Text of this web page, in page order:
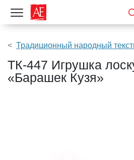
Показать меню
Традиционный народный
ТК-447 Игрушка
«Барашек Кузя»